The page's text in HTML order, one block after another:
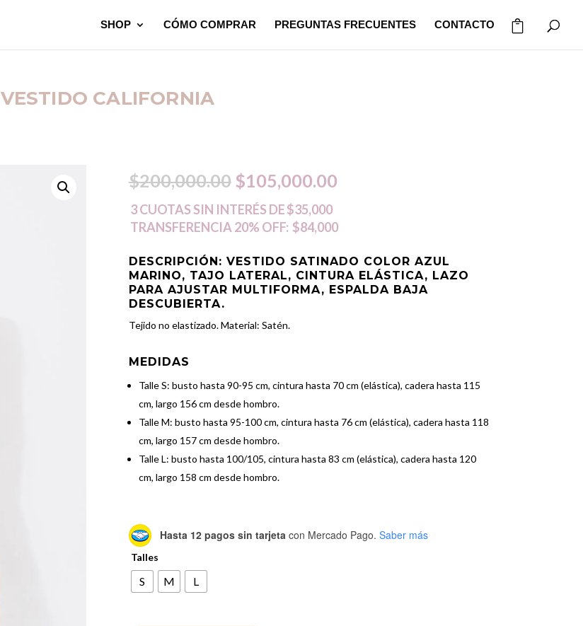
SHOP CÓMO COMPRAR PREGUNTAS FRECUENTES CONTACTO
VESTIDO CALIFORNIA
$200,000.00 El
precio
era:
$105,000.00El
es:
3 CUOTAS SIN INTERÉS DE$35,000
TRANSFERENCIA 20% OFF: $84,000
DESCRIPCIÓN : VESTIDO SATINADO COLOR AZUL
MARINO, TAJO LATERAL, CINTURA ELÁSTICA, LAZO
PARA AJUSTAR MULTIFORMA, ESPALDA BAJA
DESCUBIERTA.
Tejido no elastizado. Material: Satén.
MEDIDAS
Talle S: busto hasta 90-95 cm, cintura hasta 70 cm (elástica), cadera hasta 115
cm, largo 156 cm desde hombro.
Talle M: busto hasta 95-100 cm, cintura hasta 76 cm (elástica), cadera hasta 118
cm, largo 157 cm desde hombro.
Talle L: busto hasta 100/105, cintura hasta 83 cm (elástica), cadera hasta 120
cm, largo 158 cm desde hombro.
Hasta 12 pagos sin tarjetacon Mercado Pago. Saber más
Talles
S M L